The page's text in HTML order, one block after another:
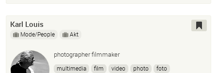
Karl Louis
Mode/People Akt
photographer filmmaker
multimedia film video photo foto